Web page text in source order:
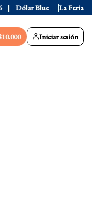
Dólar Blue $1530 Dólar
La Feria
Iniciar sesión